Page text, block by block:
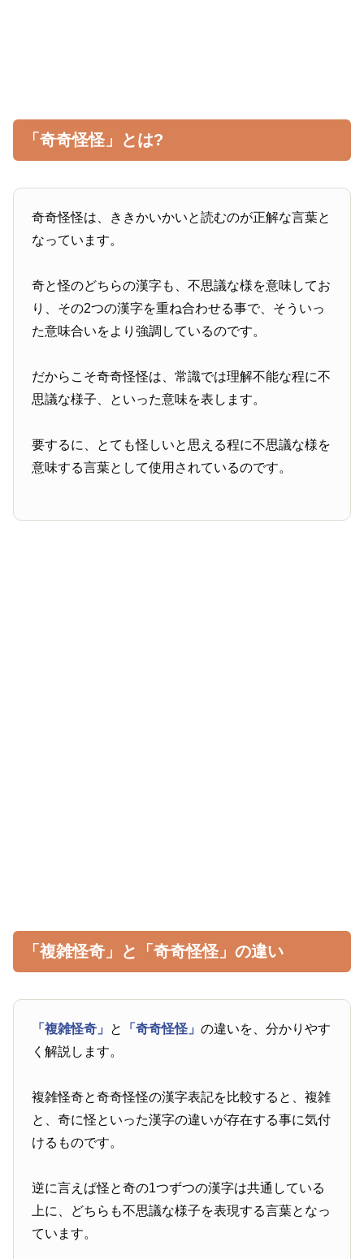
「奇奇怪怪」とは?
奇奇怪怪は、ききかいかいと読むのが正解な言葉と
なっています。
奇と怪のどちらの漢字も、不思議な様を意味してお
り、その2つの漢字を重ね合わせる事で、そういっ
た意味合いをより強調しているのです。
だからこそ奇奇怪怪は、常識では理解不能な程に不
思議な様子、といった意味を表します。
要するに、とても怪しいと思える程に不思議な様を
意味する言葉として使用されているのです。
「複雑怪奇」と「奇奇怪怪」の違い
「複雑怪奇」 と 「奇奇怪怪」の違いを、分かりやす
く解説します。
複雑怪奇と奇奇怪怪の漢字表記を比較すると、複雑
と、奇に怪といった漢字の違いが存在する事に気付
けるものです。
逆に言えば怪と奇の1つずつの漢字は共通している
上に、どちらも不思議な様子を表現する言葉となっ
ています。